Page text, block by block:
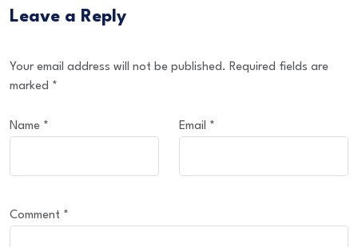
Leave a Reply
Your email address will not be published. Required fields are
marked *
Name * Email *
Comment *